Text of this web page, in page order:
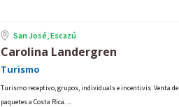
San José, Escazú
Carolina Landergren
Turismo
Turismo receptivo, grupos, individuals e incentivis. Venta de
paquetes a Costa Rica. ...